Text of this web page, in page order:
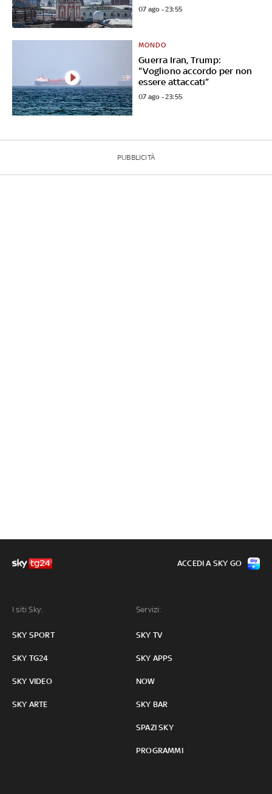
07 ago - 23:55
Guerra Iran, Trump:
“Vogliono accordo per non
essere attaccati”
MONDO
07 ago - 23:55
PUBBLICITÀ
I siti Sky:
SKY SPORT
SKY TG24
SKY VIDEO
SKY ARTE
Servizi:
SKY TV
SKY APPS
NOW
SKY BAR
SPAZI SKY
PROGRAMMI
ACCEDI A SKY GO